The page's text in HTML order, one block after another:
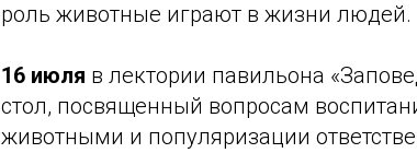
роль животные играют в жизни людей.
16 июля в лектории павильона
стол, посвященный вопросам
животными и популяризации